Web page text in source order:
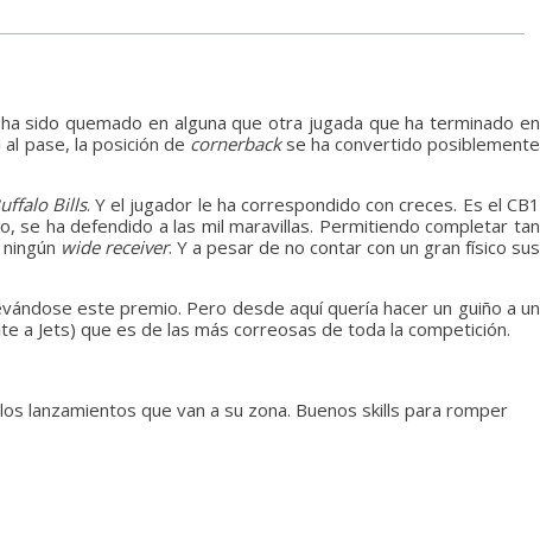
sido quemado en alguna que otra jugada que ha terminado en
pase, la posición de cornerbackse ha convertido posiblemente
Bills. Y el jugador le ha correspondido con creces. Es el CB1
se ha defendido a las mil maravillas. Permitiendo completar tan
wide receiver. Y a pesar de no contar con un gran físico sus
este premio. Pero desde aquí quería hacer un guiño a un
a Jets) que es de las más correosas de toda la competición.
lanzamientos que van a su zona. Buenos skills para romper